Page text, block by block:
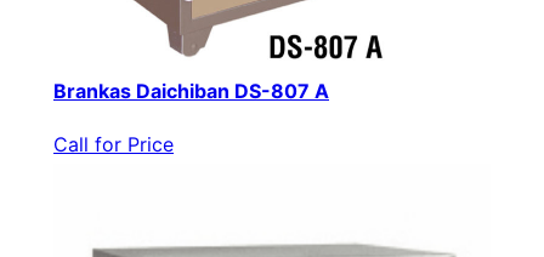
Brankas Daichiban DS-807 A
Call for Price